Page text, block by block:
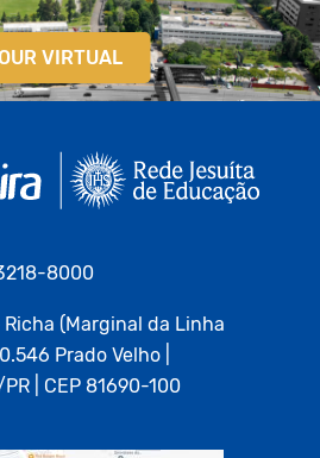
VIRTUAL
8000
Richa (Marginal da Linha
Prado Velho |
| CEP 81690-100